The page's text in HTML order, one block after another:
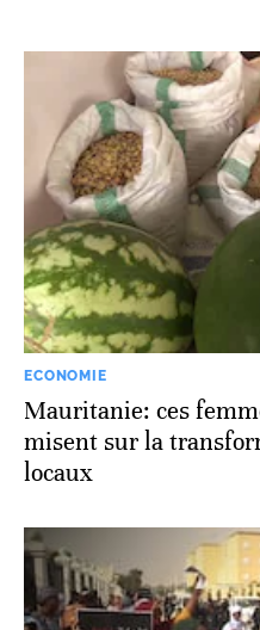
ECONOMIE
Mauritanie: ces
misent sur la
locaux